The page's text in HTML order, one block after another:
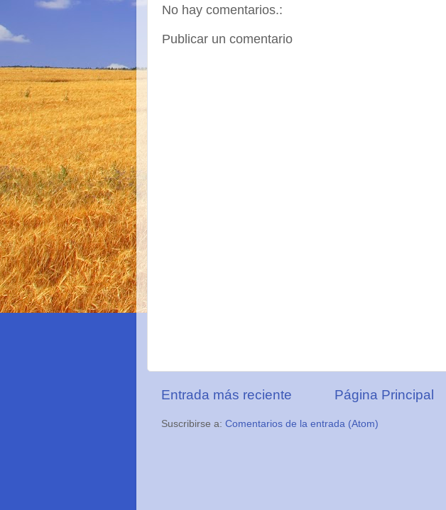
No hay comentarios.:
Publicar un comentario
Entrada más reciente Página Principal
Suscribirse a: Comentarios de la entrada (Atom)